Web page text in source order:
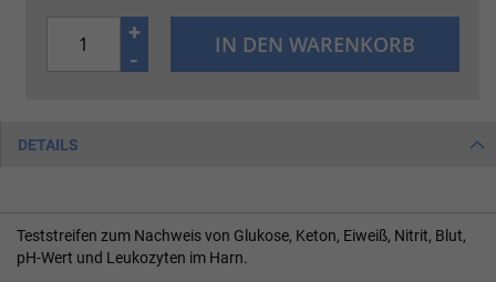
+
-
IN DEN WARENKORB
DETAILS
Teststreifen zum Nachweis von Glukose, Keton, Eiweiß, Nitrit, Blut,
pH-Wert und Leukozyten im Harn.